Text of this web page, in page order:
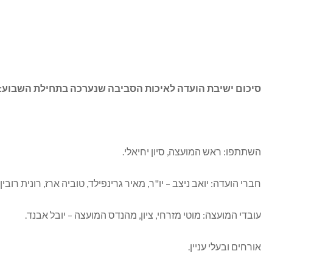
סיכום ישיבת הועדה לאיכות הסביבה שנערכה בתחילת השבוע:
השתתפו: ראש המועצה, סיון יחיאלי.
חברי הועדה: יואב ניצב – יו"ר, מאיר גרינפילד, טוביה ארז, רונית
עובדי המועצה: מוטי מזרחי, ציון, מהנדס המועצה – יובל אבנד.
אורחים ובעלי עניין.